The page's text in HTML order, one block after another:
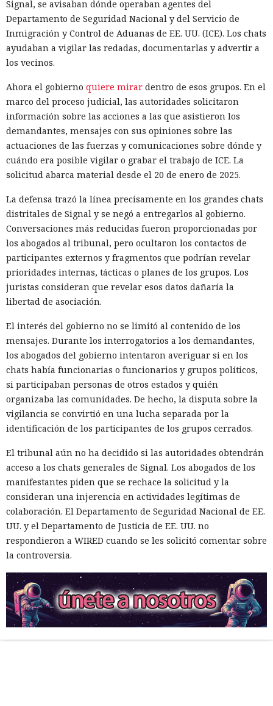
Signal, se avisaban dónde operaban agentes del
Departamento de Seguridad Nacional y del Servicio de
Inmigración y Control de Aduanas de EE. UU. (ICE). Los chats
ayudaban a vigilar las redadas, documentarlas y advertir a
los vecinos.
Ahora el gobierno quiere mirar dentro de esos grupos. En el
marco del proceso judicial, las autoridades solicitaron
información sobre las acciones a las que asistieron los
demandantes, mensajes con sus opiniones sobre las
actuaciones de las fuerzas y comunicaciones sobre dónde y
cuándo era posible vigilar o grabar el trabajo de ICE. La
solicitud abarca material desde el 20 de enero de 2025.
La defensa trazó la línea precisamente en los grandes chats
distritales de Signal y se negó a entregarlos al gobierno.
Conversaciones más reducidas fueron proporcionadas por
los abogados al tribunal, pero ocultaron los contactos de
participantes externos y fragmentos que podrían revelar
prioridades internas, tácticas o planes de los grupos. Los
juristas consideran que revelar esos datos dañaría la
libertad de asociación.
El interés del gobierno no se limitó al contenido de los
mensajes. Durante los interrogatorios a los demandantes,
los abogados del gobierno intentaron averiguar si en los
chats había funcionarias o funcionarios y grupos políticos,
si participaban personas de otros estados y quién
organizaba las comunidades. De hecho, la disputa sobre la
vigilancia se convirtió en una lucha separada por la
identificación de los participantes de los grupos cerrados.
El tribunal aún no ha decidido si las autoridades obtendrán
acceso a los chats generales de Signal. Los abogados de los
manifestantes piden que se rechace la solicitud y la
consideran una injerencia en actividades legítimas de
colaboración. El Departamento de Seguridad Nacional de EE.
UU. y el Departamento de Justicia de EE. UU. no
respondieron a WIRED cuando se les solicitó comentar sobre
la controversia.